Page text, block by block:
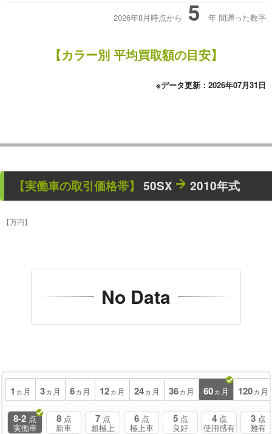
2026年8月時点から 5 年 間遡った数字
【カラー別 平均買取額の目安】
※データ更新：2026年07月31日
【実働車の取引価格帯】 50SX 2010年式
【万円】
No Data
1 ヵ月 3ヵ月 6ヵ月 12ヵ月 24ヵ月 36ヵ月 60ヵ月 120ヵ月
8-2 点
実働車
8 点
新車
7 点
超極上
6 点
極上車
5 点
良好
4 点
使用感有
3 点
難有